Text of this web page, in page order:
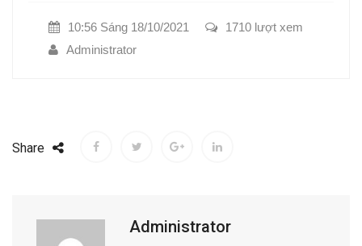
10:56 Sáng 18/10/2021
1710 lượt xem
Administrator
Share
Administrator